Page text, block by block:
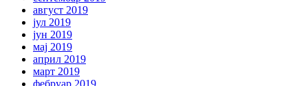
август 2019
јул 2019
јун 2019
мај 2019
април 2019
март 2019
фебруар 2019